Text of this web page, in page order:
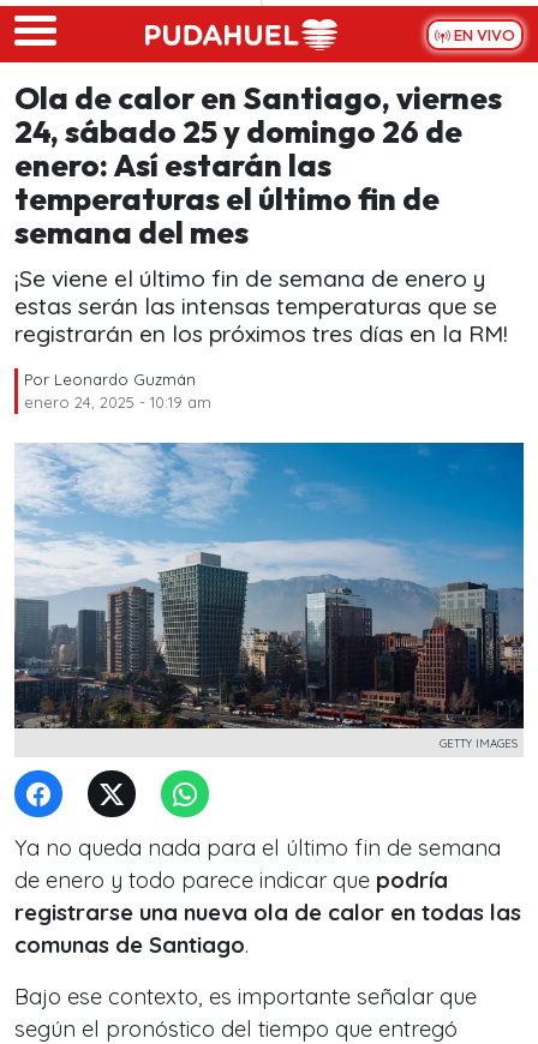
Skip to main content
EN VIVO
Ola de calor en Santiago, viernes
24, sábado 25 y domingo 26 de
enero: Así estarán las
temperaturas el último fin de
semana del mes
¡Se viene el último fin de semana de enero y
estas serán las intensas temperaturas que se
registrarán en los próximos tres días en la RM!
Por Leonardo Guzmán
enero 24, 2025 - 10:19 am
GETTY IMAGES
Ya no queda nada para el último fin de semana
de enero y todo parece indicar que podría
registrarse una nueva ola de calor en todas las
comunas de Santiago.
Bajo ese contexto, es importante señalar que
según el pronóstico del tiempo que entregó